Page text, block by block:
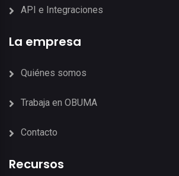
API e Integraciones
La empresa
Quiénes somos
Trabaja en OBUMA
Contacto
Recursos